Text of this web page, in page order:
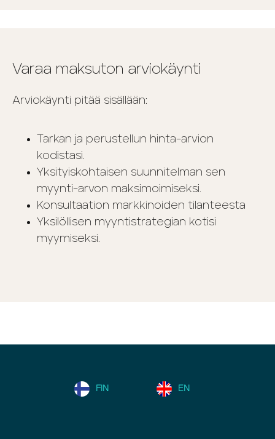
Varaa maksuton arviokäynti
Arviokäynti pitää sisällään:
Tarkan ja perustellun hinta-arvion
kodistasi.
Yksityiskohtaisen suunnitelman sen
myynti-arvon maksimoimiseksi.
Konsultaation markkinoiden tilanteesta
Yksilöllisen myyntistrategian kotisi
myymiseksi.
FIN EN